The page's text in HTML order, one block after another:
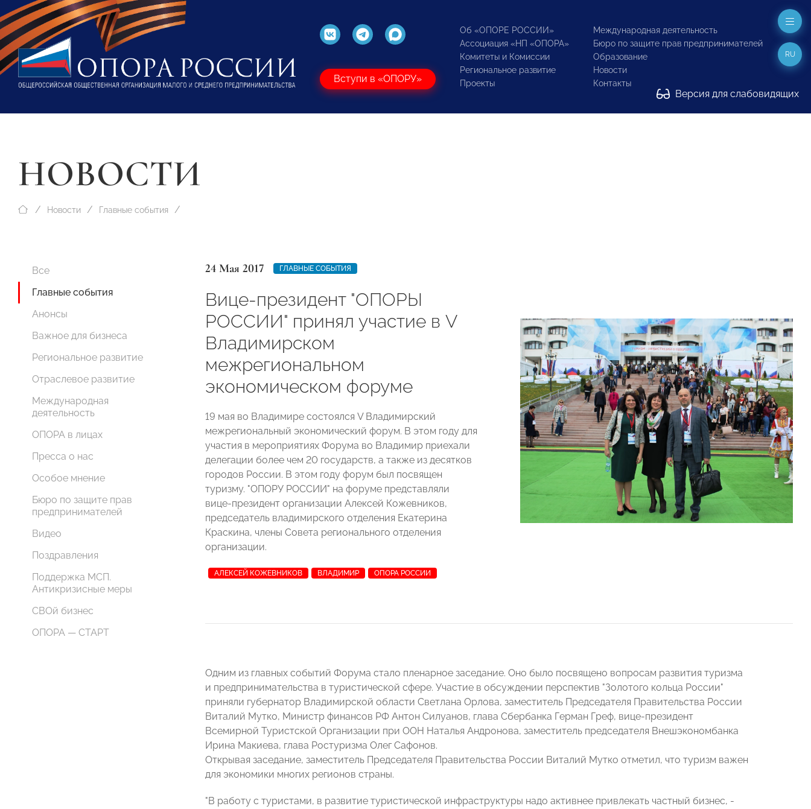
Вступи в «ОПОРУ»
Об «ОПОРЕ РОССИИ»
Ассоциация «НП «ОПОРА»
Комитеты и Комиссии
Региональное развитие
Проекты
Международная деятельность
Бюро по защите прав предпринимателей
Образование
Новости
Контакты
Версия для слабовидящих
RU
НОВОСТИ
Новости Главные события
Все
Главные события
Анонсы
Важное для бизнеса
Региональное развитие
Отраслевое развитие
Международная
деятельность
ОПОРА в лицах
Пресса о нас
Особое мнение
Бюро по защите прав
предпринимателей
Видео
Поздравления
Поддержка МСП.
Антикризисные меры
СВОй бизнес
ОПОРА — СТАРТ
24 Мая 2017 ГЛАВНЫЕ СОБЫТИЯ
Вице-президент "ОПОРЫ
РОССИИ" принял участие в V
Владимирском
межрегиональном
экономическом форуме
19 мая во Владимире состоялся V Владимирский
межрегиональный экономический форум. В этом году для
участия в мероприятиях Форума во Владимир приехали
делегации более чем 20 государств, а также из десятков
городов России. В этом году форум был посвящен
туризму. "ОПОРУ РОССИИ" на форуме представляли
вице-президент организации Алексей Кожевников,
председатель владимирского отделения Екатерина
Краскина, члены Совета регионального отделения
организации.
АЛЕКСЕЙ КОЖЕВНИКОВ ВЛАДИМИР ОПОРА РОССИИ
Одним из главных событий Форума стало пленарное заседание. Оно было посвящено вопросам развития туризма
и предпринимательства в туристической сфере. Участие в обсуждении перспектив "Золотого кольца России"
приняли губернатор Владимирской области Светлана Орлова, заместитель Председателя Правительства России
Виталий Мутко, Министр финансов РФ Антон Силуанов, глава Сбербанка Герман Греф, вице-президент
Всемирной Туристской Организации при ООН Наталья Андронова, заместитель председателя Внешэкономбанка
Ирина Макиева, глава Ростуризма Олег Сафонов.
Открывая заседание, заместитель Председателя Правительства России Виталий Мутко отметил, что туризм важен
для экономики многих регионов страны.
"В работу с туристами, в развитие туристической инфраструктуры надо активнее привлекать частный бизнес, -